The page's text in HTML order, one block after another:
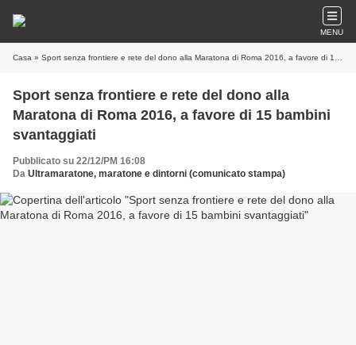
MENU
Casa » Sport senza frontiere e rete del dono alla Maratona di Roma 2016, a favore di 15 bambini svantaggiati
Sport senza frontiere e rete del dono alla
Maratona di Roma 2016, a favore di 15 bambini
svantaggiati
Pubblicato su 22/12/PM 16:08
Da Ultramaratone, maratone e dintorni (comunicato stampa)